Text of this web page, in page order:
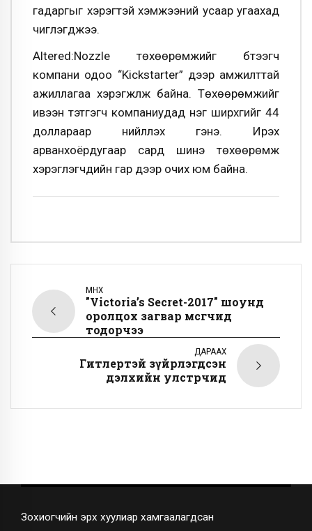
гадаргыг хэрэгтэй хэмжээний усаар угаахад
чиглэгджээ.
Altered:Nozzle төхөөрөмжийг бүтээгч
компани одоо “Kickstarter” дээр амжилттай
ажиллагаа хэрэгжүүлж байна. Төхөөрөмжийг
ивээн тэтгэгч компаниудад нэг ширхгийг 44
доллараар нийлүүлэх гэнэ. Ирэх
арванхоёрдугаар сард шинэ төхөөрөмж
хэрэглэгчдийн гар дээр очих юм байна.
ӨМНӨХ
"Victoria’s Secret-2017" шоунд
оролцох загвар өмсөгчид
тодорчээ
ДАРААХ
Гитлертэй зүйрлэгдсэн
дэлхийн улстөрчид
Зохиогчийн эрх хуулиар хамгаалагдсан